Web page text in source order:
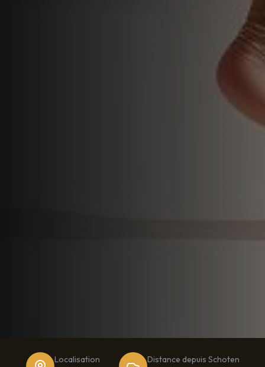
Localisation Distance depuis Schoten